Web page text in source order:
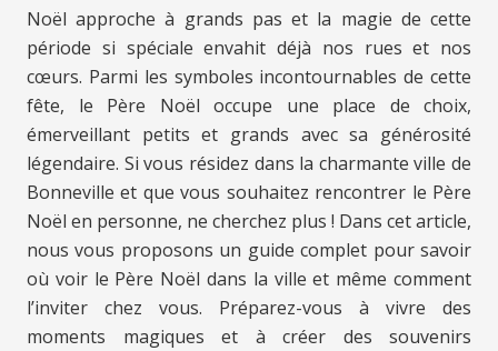
Noël approche à grands pas et la magie de cette
période si spéciale envahit déjà nos rues et nos
cœurs. Parmi les symboles incontournables de cette
fête, le Père Noël occupe une place de choix,
émerveillant petits et grands avec sa générosité
légendaire. Si vous résidez dans la charmante ville de
Bonneville et que vous souhaitez rencontrer le Père
Noël en personne, ne cherchez plus ! Dans cet article,
nous vous proposons un guide complet pour savoir
où voir le Père Noël dans la ville et même comment
l’inviter chez vous. Préparez-vous à vivre des
moments magiques et à créer des souvenirs